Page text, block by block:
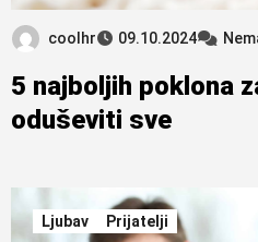
coolhr 09.10.2024
5 najboljih poklona
oduševiti sve
Ljubav Prijatelji